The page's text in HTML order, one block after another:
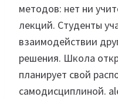
методов: нет ни
лекций. Студенты
взаимодействии
решения. Школа
планирует свой
самодисциплиной.